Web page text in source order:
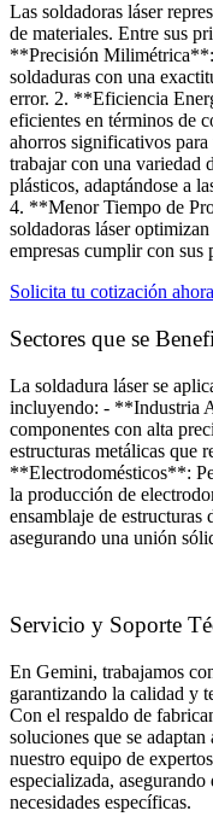
Las soldadoras láser
de materiales. Entre sus
**Precisión Milimétrica**:
soldaduras con una
error. 2. **Eficiencia
eficientes en términos de
ahorros significativos
trabajar con una variedad
plásticos, adaptándose a
4. **Menor Tiempo de
soldadoras láser
empresas cumplir con sus
Solicita tu cotización
Sectores que se
La soldadura láser se
incluyendo: - **Industria
componentes con alta
estructuras metálicas que
**Electrodomésticos**:
la producción de
ensamblaje de estructuras
asegurando una unión
Servicio y Soporte
En Gemini, trabajamos
garantizando la calidad y
Con el respaldo de
soluciones que se
nuestro equipo de
especializada,
necesidades específicas.